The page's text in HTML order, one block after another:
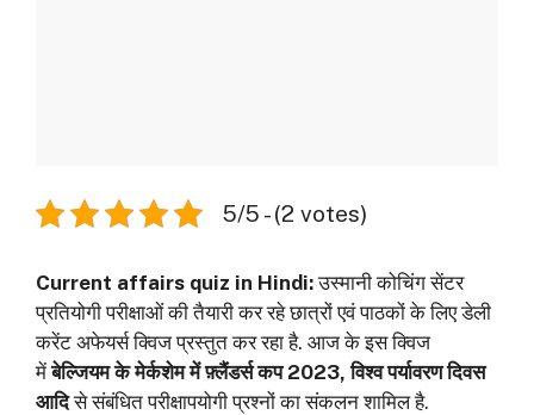
5/5 - (2 votes)
Current affairs quiz in Hindi:उस्मानी कोचिंग सेंटर
प्रतियोगी परीक्षाओं की तैयारी कर रहे छात्रों एवं पाठकों के लिए डेली
करेंट अफेयर्स क्विज प्रस्तुत कर रहा है. आज के इस क्विज
मेंबेल्जियम के मेर्कशेम में फ़्लैंडर्स कप 2023, विश्व पर्यावरण दिवस
आदिसे संबंधित परीक्षापयोगी प्रश्नों का संकलन शामिल है.